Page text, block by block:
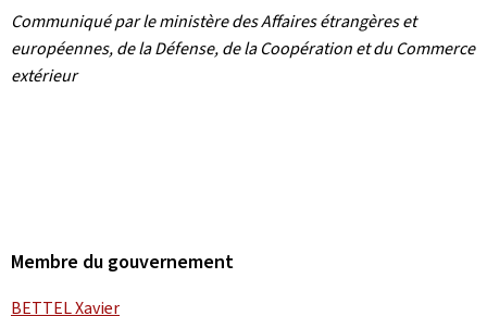
Communiqué par le ministère des Affaires étrangères et
européennes, de la Défense, de la Coopération et du Commerce
extérieur
Membre du gouvernement
BETTEL Xavier